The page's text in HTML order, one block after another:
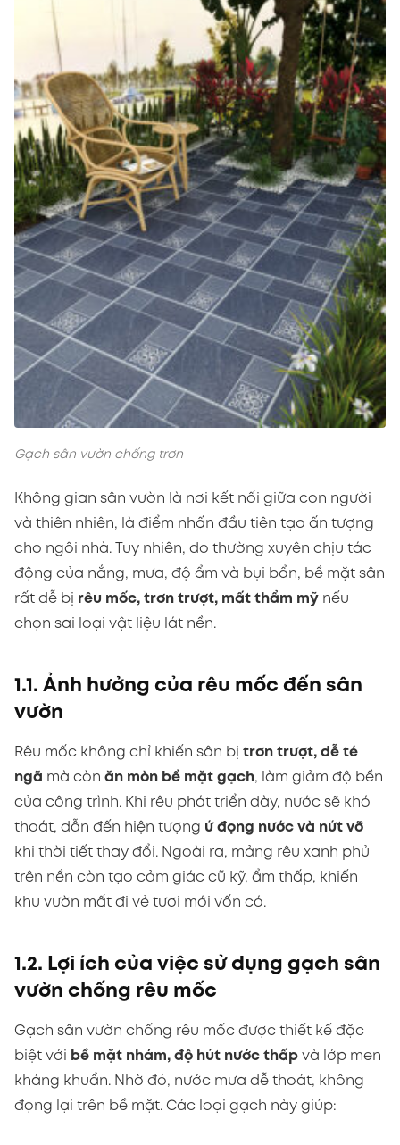
Gạch sân vườn chống trơn
Không gian sân vườn là nơi kết nối giữa con người
và thiên nhiên, là điểm nhấn đầu tiên tạo ấn tượng
cho ngôi nhà. Tuy nhiên, do thường xuyên chịu tác
động của nắng, mưa, độ ẩm và bụi bẩn, bề mặt sân
rất dễ bị rêu mốc, trơn trượt, mất thẩm mỹ nếu
chọn sai loại vật liệu lát nền.
1.1. Ảnh hưởng của rêu mốc đến sân
vườn
Rêu mốc không chỉ khiến sân bị trơn trượt, dễ té
ngã mà còn ăn mòn bề mặt gạch, làm giảm độ bền
của công trình. Khi rêu phát triển dày, nước sẽ khó
thoát, dẫn đến hiện tượng ứ đọng nước và nứt vỡ
khi thời tiết thay đổi. Ngoài ra, mảng rêu xanh phủ
trên nền còn tạo cảm giác cũ kỹ, ẩm thấp, khiến
khu vườn mất đi vẻ tươi mới vốn có.
1.2. Lợi ích của việc sử dụng gạch sân
vườn chống rêu mốc
Gạch sân vườn chống rêu mốc được thiết kế đặc
biệt với bề mặt nhám, độ hút nước thấp và lớp men
kháng khuẩn. Nhờ đó, nước mưa dễ thoát, không
đọng lại trên bề mặt. Các loại gạch này giúp: